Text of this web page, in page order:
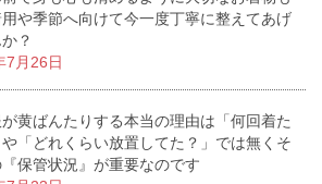
や季節へ向けて今一度丁寧に整えてあげ
？
7月26日
黄ばんたりする本当の理由は「何回着た
「どれくらい放置してた？」では無くそ
保管状況』が重要なのです